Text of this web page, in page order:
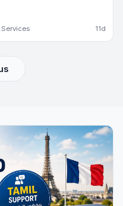
Services 11d